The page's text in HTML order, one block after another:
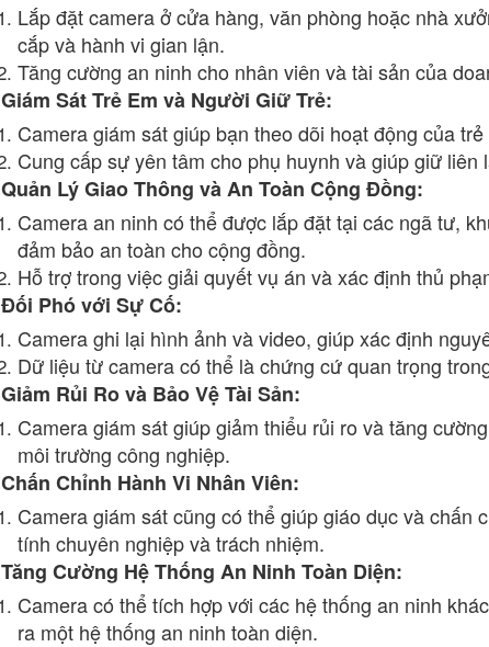
Lắp đặt camera ở cửa hàng, văn phòng hoặc nhà
cắp và hành vi gian lận.
Tăng cường an ninh cho nhân viên và tài sản của
Giám Sát Trẻ Em và Người Giữ Trẻ:
Camera giám sát giúp bạn theo dõi hoạt động của
Cung cấp sự yên tâm cho phụ huynh và giúp giữ liên
Quản Lý Giao Thông và An Toàn Cộng Đồng:
Camera an ninh có thể được lắp đặt tại các ngã tư,
đảm bảo an toàn cho cộng đồng.
Hỗ trợ trong việc giải quyết vụ án và xác định thủ
Đối Phó với Sự Cố:
Camera ghi lại hình ảnh và video, giúp xác định
Dữ liệu từ camera có thể là chứng cứ quan trọng
Giảm Rủi Ro và Bảo Vệ Tài Sản:
Camera giám sát giúp giảm thiểu rủi ro và tăng
môi trường công nghiệp.
Chấn Chỉnh Hành Vi Nhân Viên:
Camera giám sát cũng có thể giúp giáo dục và chấn
tính chuyên nghiệp và trách nhiệm.
Tăng Cường Hệ Thống An Ninh Toàn Diện:
Camera có thể tích hợp với các hệ thống an ninh
ra một hệ thống an ninh toàn diện.